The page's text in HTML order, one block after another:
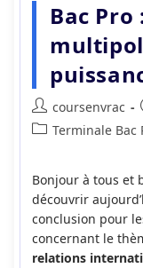
Bac
Auteur/autrice
de
coursenvrac
PostTerminale Bac
Bonjour à tous et
découvrir
conclusion pour
concernant le
relations